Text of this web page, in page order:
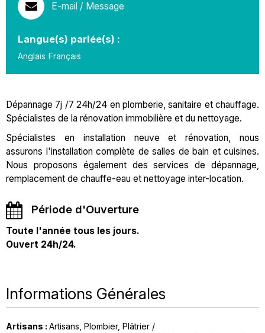
E-mail / Message
Langue(s) parlée(s) :
Anglais Français
Dépannage 7j /7 24h/24 en plomberie, sanitaire et chauffage.
Spécialistes de la rénovation immobilière et du nettoyage.
Spécialistes en installation neuve et rénovation, nous
assurons l'installation complète de salles de bain et cuisines.
Nous proposons également des services de dépannage,
remplacement de chauffe-eau et nettoyage inter-location.
Période d'Ouverture
Toute l'année tous les jours.
Ouvert 24h/24.
Informations Générales
Artisans : Artisans Plombier Plâtrier /